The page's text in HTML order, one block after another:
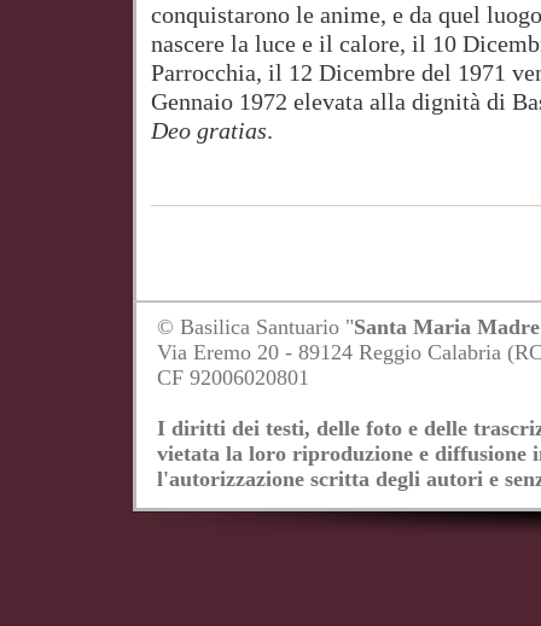
conquistarono le anime, e da quel
nascere la luce e il calore, il 10
Parrocchia, il 12 Dicembre del 1971
Gennaio 1972 elevata alla dignità di
Deo gratias.
© Basilica Santuario "Santa Maria
Via Eremo 20 - 89124 Reggio Calabria
CF 92006020801
I diritti dei testi, delle foto e delle
vietata la loro riproduzione e diffusione
l'autorizzazione scritta degli autori e